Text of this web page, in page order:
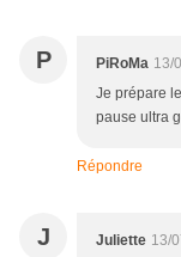
P PiRoMa 13/
Je prépare
pause ultra
Répondre
J Juliette 13/